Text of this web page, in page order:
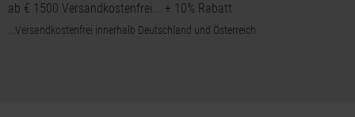
ab € 1500 Versandkostenfrei... + 10% Rabatt
...Versandkostenfrei innerhalb Deutschland und Österreich